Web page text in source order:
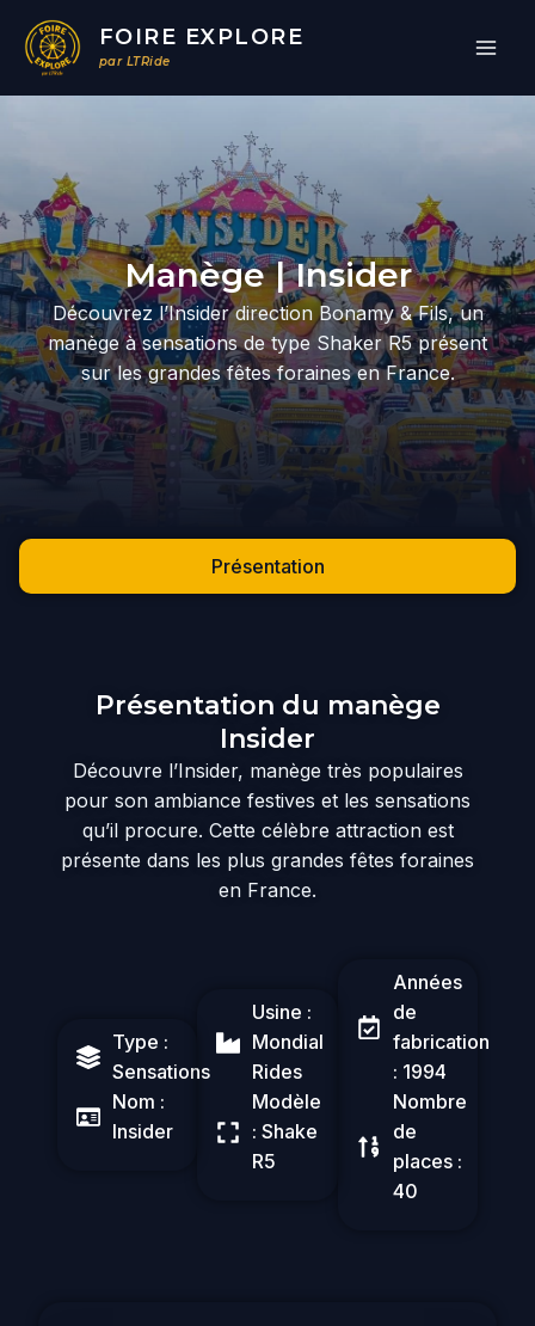
contenu
FOIRE EXPLORE
par LTRide
Manège | Insider
Découvrez l’Insider direction Bonamy & Fils, un
manège à sensations de type Shaker R5 présent
sur les grandes fêtes foraines en France.
Présentation
Présentation du manège
Insider
Découvre l’Insider, manège très populaires
pour son ambiance festives et les sensations
qu’il procure. Cette célèbre attractionest
présente dans les plus grandes fêtes foraines
en France.
Type :
Sensations
Nom :
Insider
Usine :
Mondial
Rides
Modèle
: Shake
R5
Années
de
fabrication
: 1994
Nombre
de
places :
40